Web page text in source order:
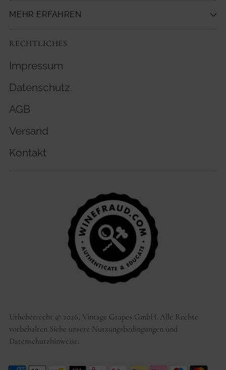
MEHR ERFAHREN
RECHTLICHES
Impressum
Datenschutz
AGB
Versand
Kontakt
Urheberrecht © 2026, Vintage Grapes GmbH. Alle Rechte
vorbehalten Siehe unsere Nutzungsbedingungen und
Datenschutzhinweise.